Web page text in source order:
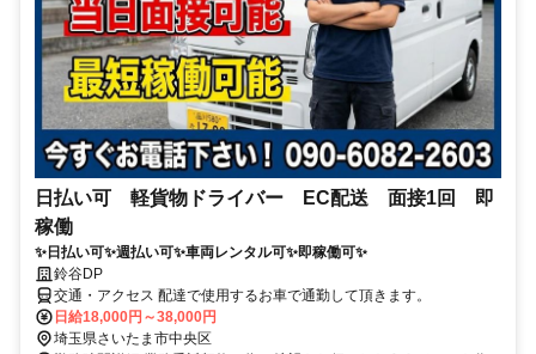
日払い可 軽貨物ドライバー EC配送 面接1回 即
稼働
✨日払い可✨週払い可✨車両レンタル可✨即稼働可✨
鈴谷DP
交通・アクセス 配達で使用するお車で通勤して頂きます。
日給18,000円～38,000円
埼玉県さいたま市中央区